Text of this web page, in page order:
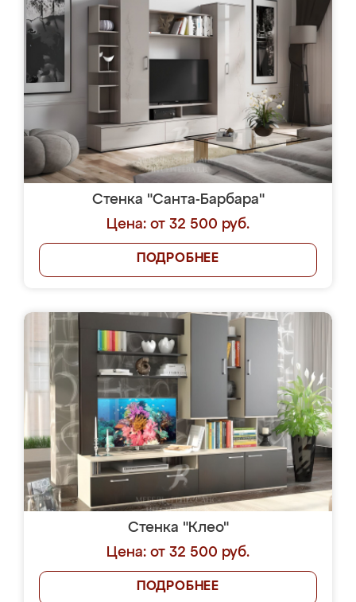
Стенка "Санта-Барбара"
Цена: от 32 500 руб.
ПОДРОБНЕЕ
Стенка "Клео"
Цена: от 32 500 руб.
ПОДРОБНЕЕ